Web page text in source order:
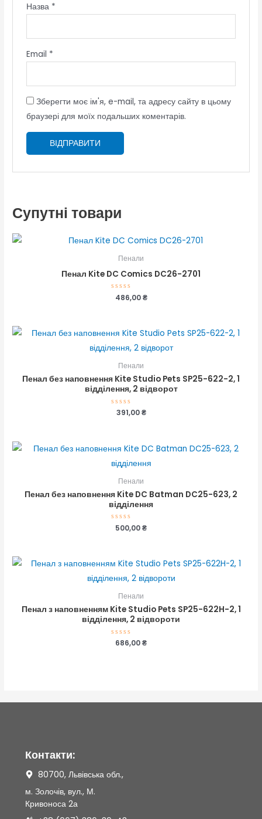
Назва *
Email *
Зберегти моє ім'я, e-mail, та адресу сайту в цьому
браузері для моїх подальших коментарів.
Супутні товари
Пенали
Пенал Kite DC Comics DC26-2701
Оцінено
486,00₴
Пенали
Пенал без наповнення Kite Studio Pets SP25-622-2, 1
відділення, 2 відворот
Оцінено
391,00₴
Пенали
Пенал без наповнення Kite DC Batman DC25-623, 2
відділення
Оцінено
500,00₴
Пенали
Пенал з наповненням Kite Studio Pets SP25-622H-2, 1
відділення, 2 відвороти
Оцінено
686,00₴
Контакти:
80700, Львівська обл.,
м. Золочів, вул., М.
Кривоноса 2а